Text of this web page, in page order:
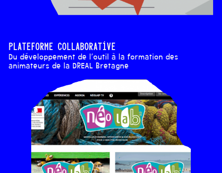
Plateforme collaborative
Du développement de l’outil à la formation des
animateurs de la DREAL Bretagne